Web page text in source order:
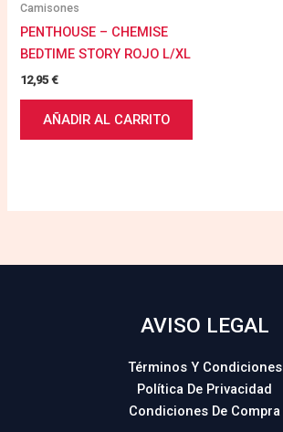
Camisones
PENTHOUSE – CHEMISE
BEDTIME STORY ROJO L/XL
12,95€
AÑADIR AL CARRITO
AVISO LEGAL
Términos Y Condiciones
Política De Privacidad
Condiciones De Compra